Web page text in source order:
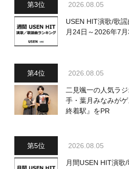
2026.08.05
USEN HIT演歌/歌
月24日～2026年7月
2026.08.05
二見颯一の人気ラ
手・葉月みなみが
終着駅』をPR
2026.08.05
月間USEN HIT演